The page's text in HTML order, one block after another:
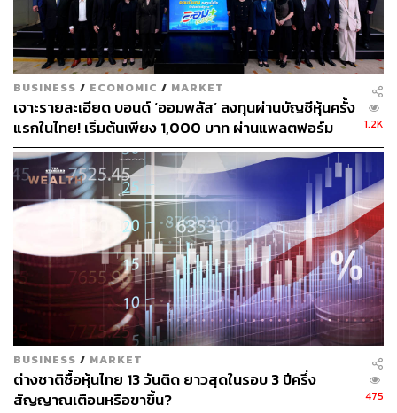
สำหรับการออกหุ้นกู้เพื่อสิ่งแวดล้อม สังคม และความยั่งยืน
(ESG Bond) ยังเป็นกระแสอย่างต่อเนื่อง โดยในช่วงครึ่งแรก
ของปี 2564 มีมูลค่าการออก ESG Bond จากทั้งภาครัฐและ
เอกชนรวมทั้งสิ้น 61,000 ล้านบาท คิดเป็น 70% ของมูลค่า
การออกปีที่แล้วทั้งปี
ด้านการลงทุนจากต่างประเทศ (Fund Flow) ในครึ่งแรกของ
ปี 2564 นักลงทุนต่างชาติมีการซื้อสุทธิรวม 73,437 ล้านบาท
เป็นการขายสุทธิตราสารหนี้ระยะสั้น และซื้อสุทธิตราสารหนี้
ระยะยาว เป็นการกลับเข้าซื้อตั้งแต่เดือนมีนาคมเป็นต้นมา
ทำให้ยอดการถือครองตราสารหนี้ไทยของนักลงทุนต่างชาติ
ณ สิ้นไตรมาส 2 ของปีนี้อยู่ที่ 908,386 ล้านบาท เพิ่มขึ้นจาก
849,081 ล้านบาท ณ สิ้นปีก่อนหน้า โดยมากกว่า 90%
เป็นการถือครองในตราสารหนี้ระยะยาว
เส้นอัตราผลตอบแทนพันธบัตรรัฐบาลไทยในช่วงครึ่งปีแรกมี
การปรับตัวในทิศทางขาขึ้นอย่างชัดเจน โดยเฉพาะในเดือน
กุมภาพันธ์และมีนาคมที่ปรับตัวขึ้นค่อนข้างมากตามอัตราผล
BUSINESS / ECONOMIC / MARKET
เจาะรายละเอียด บอนด์ ‘ออมพลัส’ ลงทุนผ่านบัญชีหุ้นครั้ง
แรกในไทย! เริ่มต้นเพียง 1,000 บาท ผ่านแพลตฟอร์ม
Bond Connect ก่อนเปิดจองซื้อ 3-5 ส.ค.นี้
1.2K
BUSINESS / MARKET
ต่างชาติซื้อหุ้นไทย 13 วันติด ยาวสุดในรอบ 3 ปีครึ่ง
สัญญาณเตือนหรือขาขึ้น?
475